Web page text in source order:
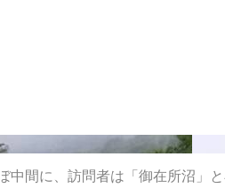
間に、訪問者は「御在所沼」